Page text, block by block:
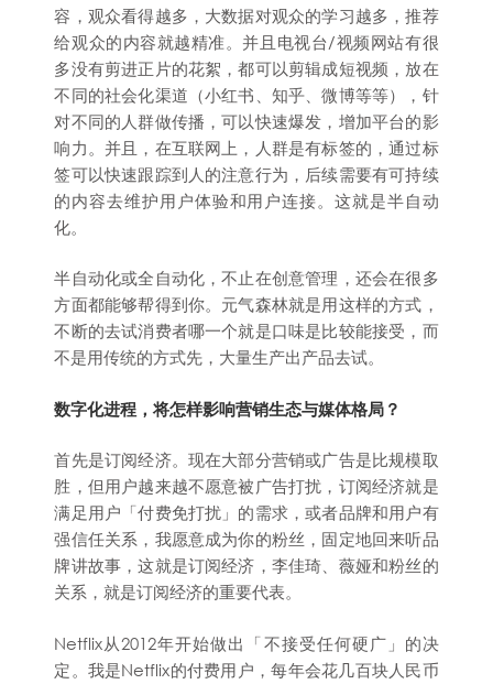
容，观众看得越多，大数据对观众的学习越多，推荐
给观众的内容就越精准。并且电视台/视频网站有很
多没有剪进正片的花絮，都可以剪辑成短视频，放在
不同的社会化渠道（小红书、知乎、微博等等），针
对不同的人群做传播，可以快速爆发，增加平台的影
响力。并且，在互联网上，人群是有标签的，通过标
签可以快速跟踪到人的注意行为，后续需要有可持续
的内容去维护用户体验和用户连接。这就是半自动
化。
半自动化或全自动化，不止在创意管理，还会在很多
方面都能够帮得到你。元气森林就是用这样的方式，
不断的去试消费者哪一个就是口味是比较能接受，而
不是用传统的方式先，大量生产出产品去试。
数字化进程，将怎样影响营销生态与媒体格局？
首先是订阅经济。现在大部分营销或广告是比规模取
胜，但用户越来越不愿意被广告打扰，订阅经济就是
满足用户「付费免打扰」的需求，或者品牌和用户有
强信任关系，我愿意成为你的粉丝，固定地回来听品
牌讲故事，这就是订阅经济，李佳琦、薇娅和粉丝的
关系，就是订阅经济的重要代表。
Netflix从2012年开始做出「不接受任何硬广」的决
定。我是Netflix的付费用户，每年会花几百块人民币